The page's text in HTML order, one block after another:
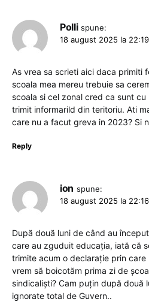
Polli spune:
18 august 2025 la 22:19
As vrea sa scrieti aici daca primiti
scoala mea mereu trebuie sa
scoala si cel zonal cred ca sunt
trimit informarild din teritoriu. Ati
care nu a facut greva in 2023? Si
Reply
ion spune:
18 august 2025 la 22:16
După două luni de când au
care au zguduit educația, iată că
trimite acum o declarație prin care
vrem să boicotăm prima zi de
sindicaliști? Cam puțin după două
ignorate total de Guvern..